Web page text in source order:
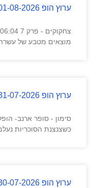
ערוץ הופ 01-08-2026
מוצאים מטבע של
ערוץ הופ 31-07-2026
כשצנצנת הסוכריות
ערוץ הופ 30-07-2026